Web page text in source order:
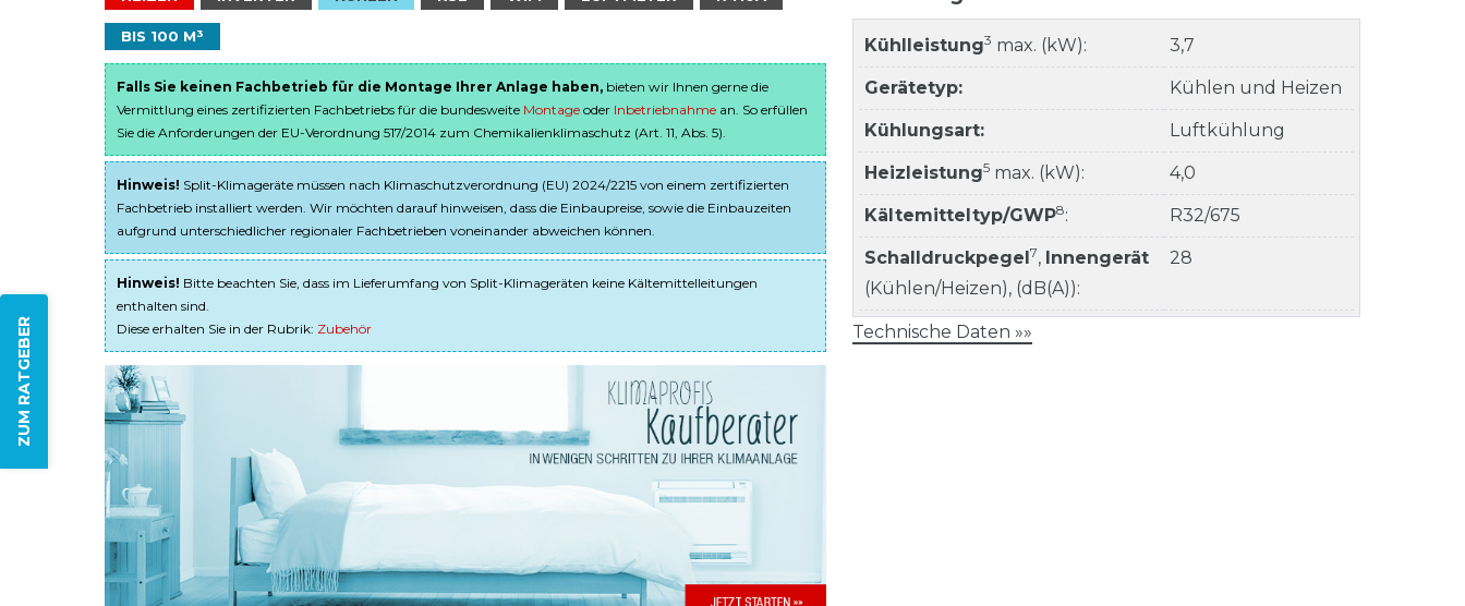
ZUM RATGEBER
BIS 100 M³
Falls Sie keinen Fachbetrieb für die Montage Ihrer Anlage haben, bieten wir Ihnen gerne die
Vermittlung eines zertifizierten Fachbetriebs für die bundesweite Montage oder Inbetriebnahme an. So erfüllen
Sie die Anforderungen der EU-Verordnung 517/2014 zum Chemikalienklimaschutz (Art. 11, Abs. 5).
Hinweis! Split-Klimageräte müssen nach Klimaschutzverordnung (EU) 2024/2215 von einem zertifizierten
Fachbetrieb installiert werden. Wir möchten darauf hinweisen, dass die Einbaupreise, sowie die Einbauzeiten
aufgrund unterschiedlicher regionaler Fachbetrieben voneinander abweichen können.
Hinweis! Bitte beachten Sie, dass im Lieferumfang von Split-Klimageräten keine Kältemittelleitungen
enthalten sind.
Diese erhalten Sie in der Rubrik: Zubehör
Kühlleistung3 max. (kW): 3,7
Gerätetyp: Kühlen und Heizen
Kühlungsart: Luftkühlung
Heizleistung5 max. (kW): 4,0
Kältemitteltyp/GWP8: R32/675
Schalldruckpegel7, Innengerät
(Kühlen/Heizen), (dB(A)):
28
Technische Daten »»